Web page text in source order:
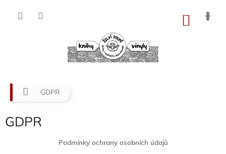
Domů
GDPR
GDPR
Podmínky ochrany osobních údajů